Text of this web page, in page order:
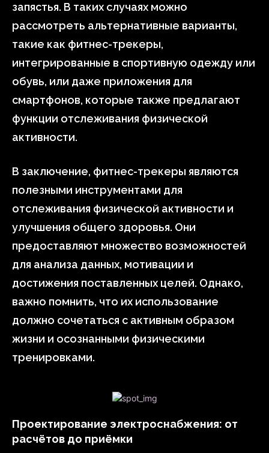
запястья. В таких случаях можно
рассмотреть альтернативные варианты,
такие как фитнес-трекеры,
интегрированные в спортивную одежду или
обувь, или даже приложения для
смартфонов, которые также предлагают
функции отслеживания физической
активности.
В заключение, фитнес-трекеры являются
полезными инструментами для
отслеживания физической активности и
улучшения общего здоровья. Они
предоставляют множество возможностей
для анализа данных, мотивации и
достижения поставленных целей. Однако,
важно помнить, что их использование
должно сочетаться с активным образом
жизни и осознанными физическими
тренировками.
Проектирование электроснабжения: от
расчётов до приёмки